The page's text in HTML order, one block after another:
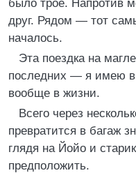
было трое. Напротив
друг. Рядом — тот
началось.
Эта поездка на
последних — я имею в
вообще в жизни.
Всего через
превратится в багаж
глядя на Йойо и
предположить.